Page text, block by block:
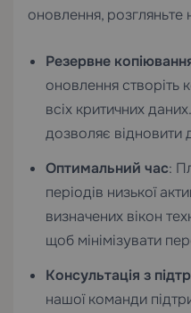
оновлення, розгляньте
Резервне
оновлення створіть
всіх критичних
дозволяє відновити
Оптимальний час:
періодів низької
визначених вікон
щоб мінімізувати
Консультація з
нашоїкоманди